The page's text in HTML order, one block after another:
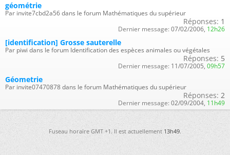
géométrie
Par invite7cbd2a56 dans le forum Mathématiques du supérieur
Réponses: 1
Dernier message: 07/02/2006, 12h26
[identification] Grosse sauterelle
Par piwi dans le forum Identification des espèces animales ou végétales
Réponses: 5
Dernier message: 11/07/2005, 09h57
Géometrie
Par invite07470878 dans le forum Mathématiques du supérieur
Réponses: 2
Dernier message: 02/09/2004, 11h49
Fuseau horaire GMT +1. Il est actuellement13h49.